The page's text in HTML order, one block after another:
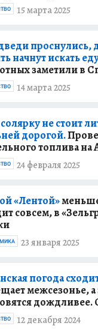
15 марта 2025
проснулись,
начнут искать
заметили в
14 марта 2025
не стоит
дорогой.
топлива на
24 февраля 2025
«Лентой»
совсем, в
23 января 2025
погода
межсезонье,
12 декабря 2024